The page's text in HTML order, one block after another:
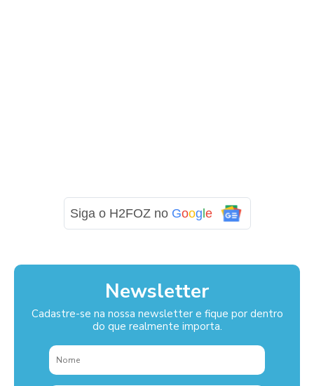
Siga o H2FOZ no Google
Newsletter
Cadastre-se na nossa newsletter e fique por dentro
do que realmente importa.